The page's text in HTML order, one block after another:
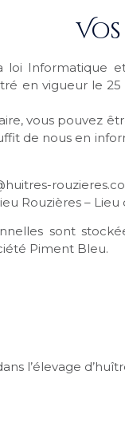
loi Informatique
en vigueur le
vous pouvez
de nous en
Rouzières – Lieu
sont
Piment Bleu.
l’élevage